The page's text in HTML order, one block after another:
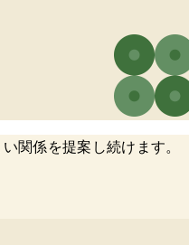
関係を提案し続けます。